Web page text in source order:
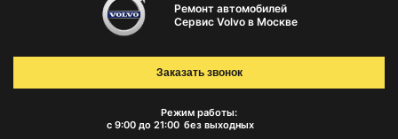
Ремонт автомобилей
Сервис Volvo в Москве
Режим работы:
с 9:00 до 21:00 без выходных
Заказать звонок